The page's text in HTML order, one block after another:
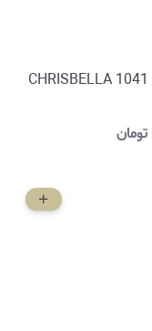
کوله پشتی دبستانی دایناسور (کریسبلا) CHRISBELLA 1041
تومان